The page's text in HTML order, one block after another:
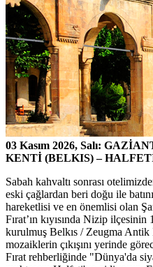
03 Kasım 2026, Salı:
KENTİ (BELKIS) –
Sabah kahvaltı sonrası
eski çağlardan beri doğu ile
hareketlisi ve en önemlisi olan
Fırat’ın kıyısında Nizip
kurulmuş Belkıs / Zeugma Antik
mozaiklerin çıkışını yerinde
Fırat rehberliğinde "Dünya'da